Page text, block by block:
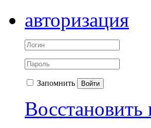
авторизация
Запомнить Войти
Восстановить